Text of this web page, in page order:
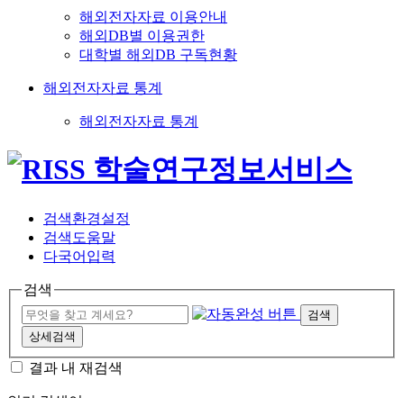
해외전자자료 이용안내
해외DB별 이용권한
대학별 해외DB 구독현황
해외전자자료 통계
해외전자자료 통계
검색환경설정
검색도움말
다국어입력
검색
검색
상세검색
결과 내 재검색